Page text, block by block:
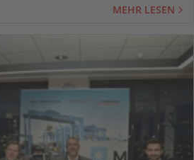
MEHR LESEN